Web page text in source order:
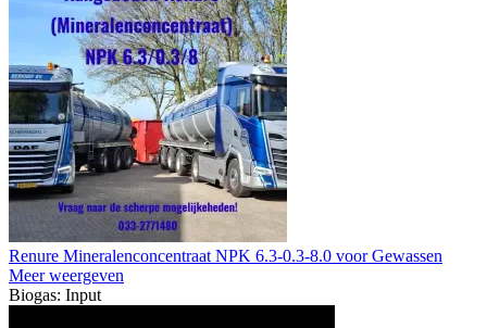
Renure Mineralenconcentraat NPK 6.3-0.3-8.0 voor Gewassen
Meer weergeven
Biogas: Input